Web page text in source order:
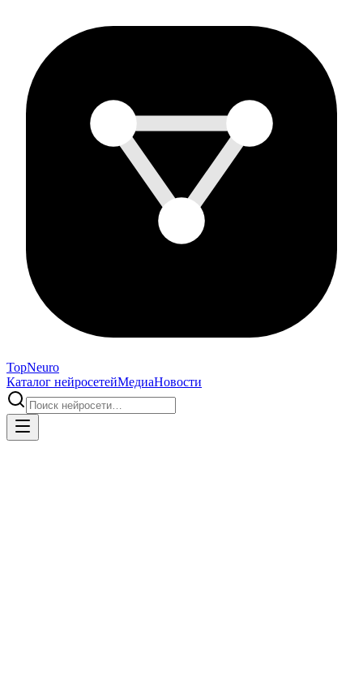
TopNeuro
Каталог нейросетейМедиаНовости